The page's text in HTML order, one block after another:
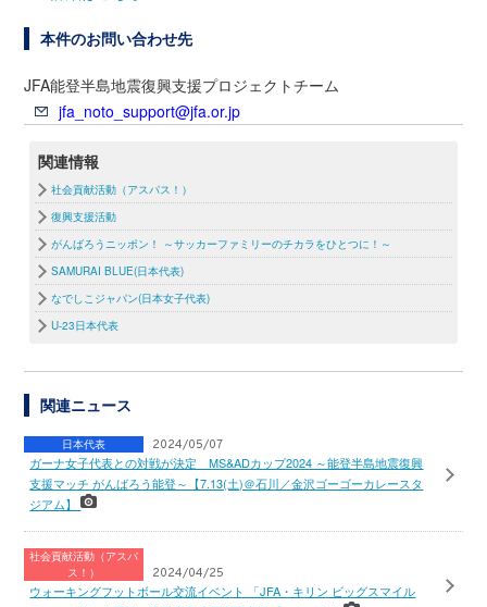
本件のお問い合わせ先
JFA能登半島地震復興支援プロジェクトチーム
jfa_noto_support@jfa.or.jp
関連情報
社会貢献活動（アスパス！）
復興支援活動
がんばろうニッポン！ ～サッカーファミリーのチカラをひとつに！～
SAMURAI BLUE(日本代表)
なでしこジャパン(日本女子代表)
U-23日本代表
関連ニュース
日本代表 2024/05/07
ガーナ女子代表との対戦が決定 MS&ADカップ2024 ～能登半島地震復興
支援マッチ がんばろう能登～【7.13(土)＠石川／金沢ゴーゴーカレースタ
ジアム】
社会貢献活動（アスパ
ス！）
2024/04/25
ウォーキングフットボール交流イベント 「JFA・キリン ビッグスマイル